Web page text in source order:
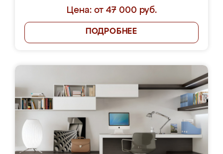
Цена: от 47 000 руб.
ПОДРОБНЕЕ